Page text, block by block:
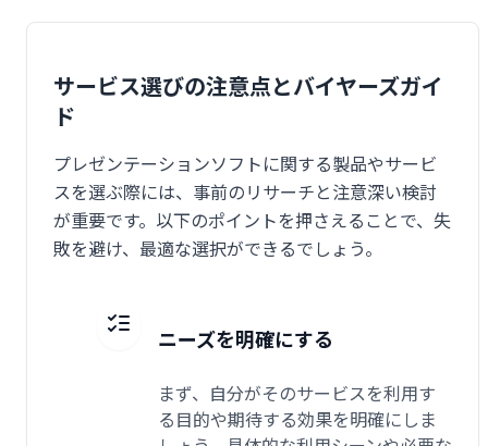
サービス選びの注意点とバイヤーズガイ
ド
プレゼンテーションソフトに関する製品やサービ
スを選ぶ際には、事前のリサーチと注意深い検討
が重要です。以下のポイントを押さえることで、失
敗を避け、最適な選択ができるでしょう。
ニーズを明確にする
まず、自分がそのサービスを利用す
る目的や期待する効果を明確にしま